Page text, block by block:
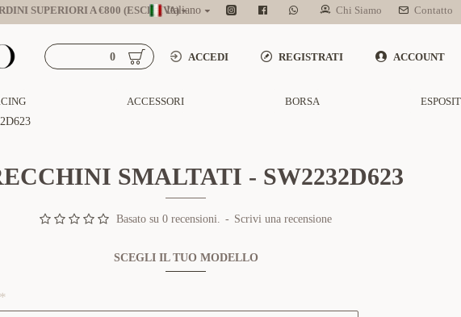
SUPERIORI A €800 (ESCL. IVA)Italiano Chi Siamo Contatto
ACCEDI REGISTRATI ACCOUNT
0
ACCESSORI BORSA
SMALTATI - SW2232D623
Basato su 0 recensioni. - Scrivi una recensione
SCEGLI IL TUO MODELLO